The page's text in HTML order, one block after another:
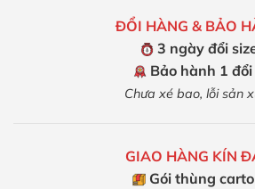
ĐỔI HÀNG & BẢO
3 ngày đổi
Bảo hành 1 đổi
Chưa xé bao, lỗi sản
GIAO HÀNG KÍN
Gói thùng